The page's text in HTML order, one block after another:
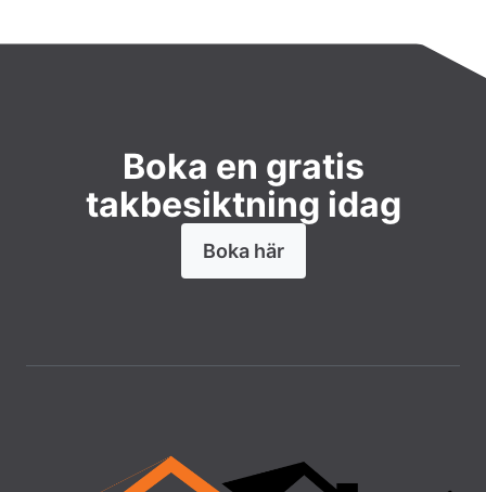
Boka en gratis
takbesiktning idag
Boka här